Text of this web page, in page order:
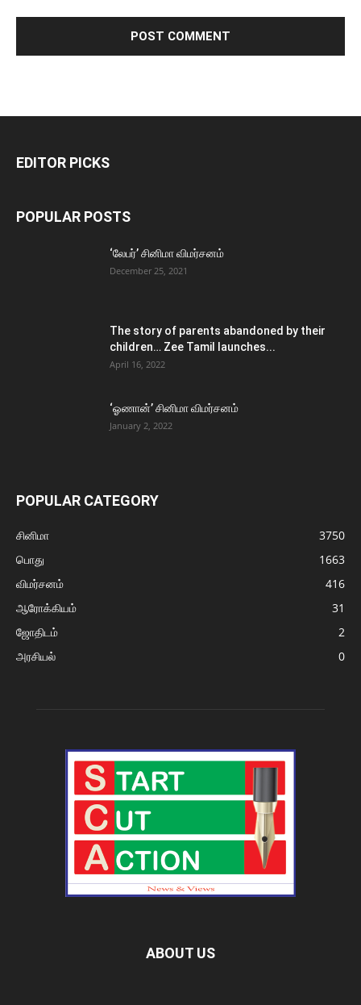
EDITOR PICKS
POPULAR POSTS
‘லேபர்’ சினிமா விமர்சனம்
December 25, 2021
The story of parents abandoned by their
children… Zee Tamil launches...
April 16, 2022
‘ஓணான்’ சினிமா விமர்சனம்
January 2, 2022
POPULAR CATEGORY
சினிமா
3750
பொது
1663
விமர்சனம்
416
ஆரோக்கியம்
31
ஜோதிடம்
2
அரசியல்
0
ABOUT US